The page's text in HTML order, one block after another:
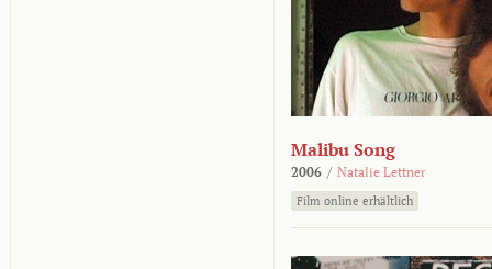
Malibu Song
2006 / Natalie Lettner
Film online erhältlich